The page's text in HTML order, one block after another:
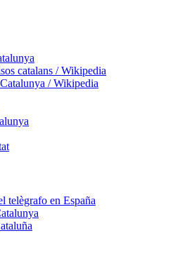
catalans / Wikipedia
/ Wikipedia
telègrafo en España